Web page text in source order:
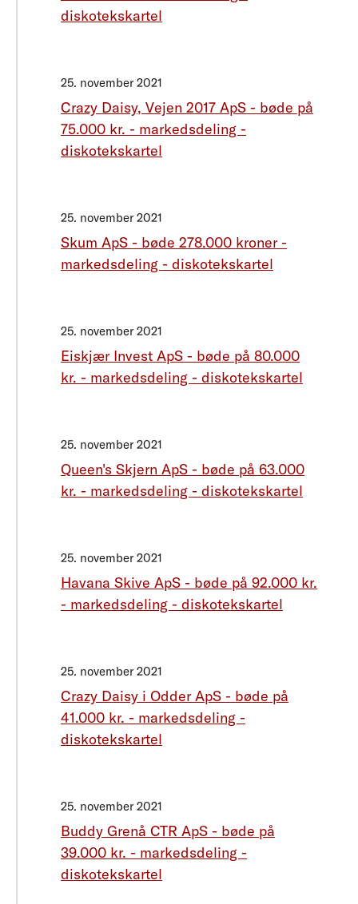
diskotekskartel
25. november 2021
Crazy Daisy, Vejen 2017 ApS - bøde på
75.000 kr. - markedsdeling -
diskotekskartel
25. november 2021
Skum ApS - bøde 278.000 kroner -
markedsdeling - diskotekskartel
25. november 2021
Eiskjær Invest ApS - bøde på 80.000
kr. - markedsdeling - diskotekskartel
25. november 2021
Queen's Skjern ApS - bøde på 63.000
kr. - markedsdeling - diskotekskartel
25. november 2021
Havana Skive ApS - bøde på 92.000 kr.
- markedsdeling - diskotekskartel
25. november 2021
Crazy Daisy i Odder ApS - bøde på
41.000 kr. - markedsdeling -
diskotekskartel
25. november 2021
Buddy Grenå CTR ApS - bøde på
39.000 kr. - markedsdeling -
diskotekskartel